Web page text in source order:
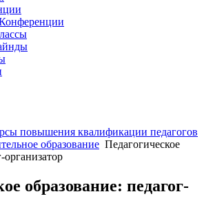
повышения квалификации педагогов
образование Педагогическое
организатор
образование: педагог-